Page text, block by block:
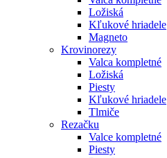
Ložiská
Kľukové hriadele
Magneto
Krovinorezy
Valca kompletné
Ložiská
Piesty
Kľukové hriadele
Tlmiče
Rezačku
Valce kompletné
Piesty